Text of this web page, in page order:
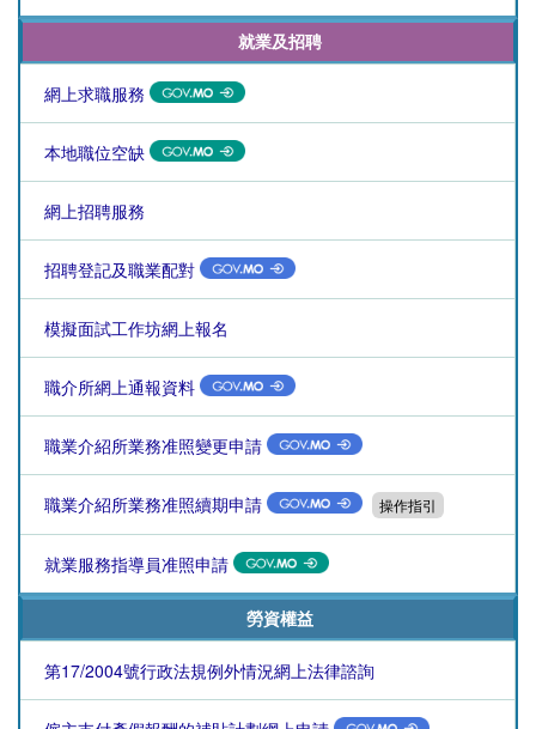
就業及招聘
網上求職服務
本地職位空缺
網上招聘服務
招聘登記及職業配對
模擬面試工作坊網上報名
職介所網上通報資料
職業介紹所業務准照變更申請
職業介紹所業務准照續期申請 操作指引
就業服務指導員准照申請
勞資權益
第17/2004號行政法規例外情況網上法律諮詢